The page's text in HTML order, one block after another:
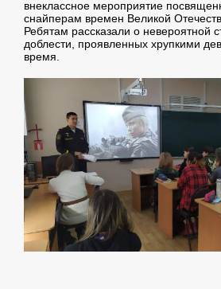
внеклассное мероприятие
снайперам времен Великой
Ребятам рассказали о невероятной
доблести, проявленных хрупкими
время.